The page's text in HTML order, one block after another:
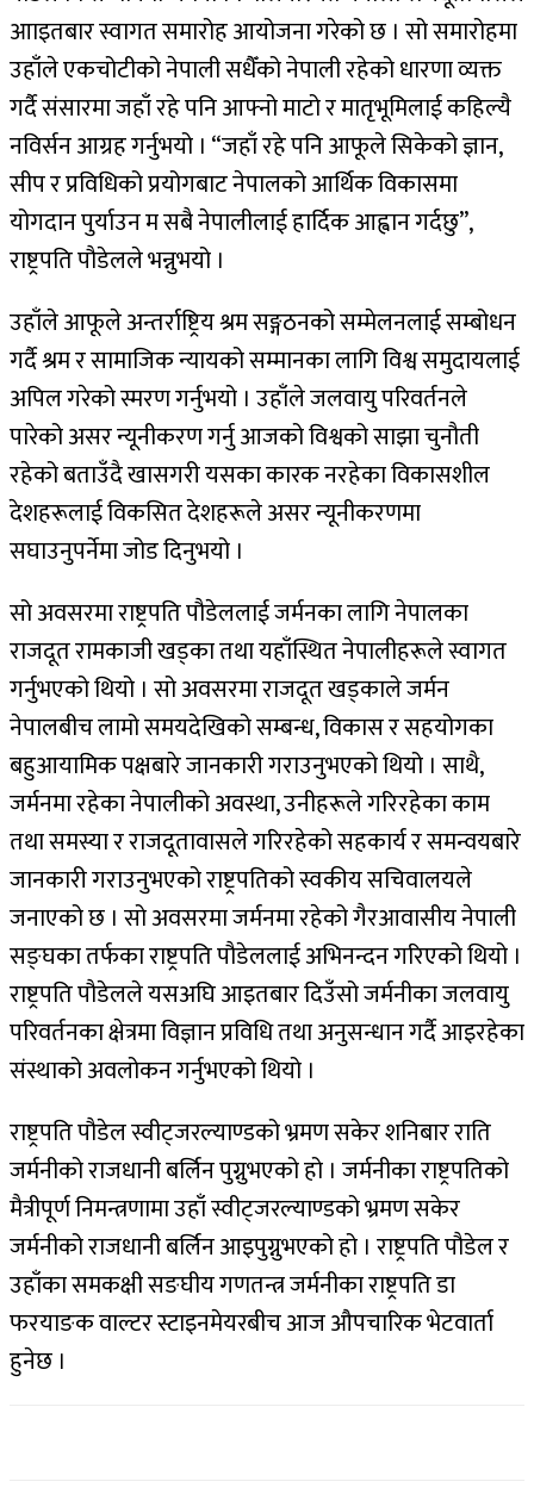
आाइतबार स्वागत समारोह आयोजना गरेको छ । सो समारोहमा
उहाँले एकचोटीको नेपाली सधैँको नेपाली रहेको धारणा व्यक्त
गर्दै संसारमा जहाँ रहे पनि आफ्नो माटो र मातृभूमिलाई कहिल्यै
नविर्सन आग्रह गर्नुभयो । “जहाँ रहे पनि आफूले सिकेको ज्ञान,
सीप र प्रविधिको प्रयोगबाट नेपालको आर्थिक विकासमा
योगदान पुर्याउन म सबै नेपालीलाई हार्दिक आह्वान गर्दछु”,
राष्ट्रपति पौडेलले भन्नुभयो ।
उहाँले आफूले अन्तर्राष्ट्रिय श्रम सङ्गठनको सम्मेलनलाई सम्बोधन
गर्दै श्रम र सामाजिक न्यायको सम्मानका लागि विश्व समुदायलाई
अपिल गरेको स्मरण गर्नुभयो । उहाँले जलवायु परिवर्तनले
पारेको असर न्यूनीकरण गर्नु आजको विश्वको साझा चुनौती
रहेको बताउँदै खासगरी यसका कारक नरहेका विकासशील
देशहरूलाई विकसित देशहरूले असर न्यूनीकरणमा
सघाउनुपर्नेमा जोड दिनुभयो ।
सो अवसरमा राष्ट्रपति पौडेललाई जर्मनका लागि नेपालका
राजदूत रामकाजी खड्का तथा यहाँस्थित नेपालीहरूले स्वागत
गर्नुभएको थियो । सो अवसरमा राजदूत खड्काले जर्मन
नेपालबीच लामो समयदेखिको सम्बन्ध, विकास र सहयोगका
बहुआयामिक पक्षबारे जानकारी गराउनुभएको थियो । साथै,
जर्मनमा रहेका नेपालीको अवस्था, उनीहरूले गरिरहेका काम
तथा समस्या र राजदूतावासले गरिरहेको सहकार्य र समन्वयबारे
जानकारी गराउनुभएको राष्ट्रपतिको स्वकीय सचिवालयले
जनाएको छ । सो अवसरमा जर्मनमा रहेको गैरआवासीय नेपाली
सङ्घका तर्फका राष्ट्रपति पौडेललाई अभिनन्दन गरिएको थियो ।
राष्ट्रपति पौडेलले यसअघि आइतबार दिउँसो जर्मनीका जलवायु
परिवर्तनका क्षेत्रमा विज्ञान प्रविधि तथा अनुसन्धान गर्दै आइरहेका
संस्थाको अवलोकन गर्नुभएको थियो ।
राष्ट्रपति पौडेल स्वीट्जरल्याण्डको भ्रमण सकेर शनिबार राति
जर्मनीको राजधानी बर्लिन पुग्नुभएको हो । जर्मनीका राष्ट्रपतिको
मैत्रीपूर्ण निमन्त्रणामा उहाँ स्वीट्जरल्याण्डको भ्रमण सकेर
जर्मनीको राजधानी बर्लिन आइपुग्नुभएको हो । राष्ट्रपति पौडेल र
उहाँका समकक्षी सङघीय गणतन्त्र जर्मनीका राष्ट्रपति डा
फरयाङक वाल्टर स्टाइनमेयरबीच आज औपचारिक भेटवार्ता
हुनेछ ।